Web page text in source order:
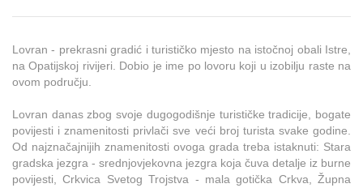
Lovran - prekrasni gradić i turističko mjesto na istočnoj obali Istre,
na Opatijskoj rivijeri. Dobio je ime po lovoru koji u izobilju raste na
ovom području.
Lovran danas zbog svoje dugogodišnje turističke tradicije, bogate
povijesti i znamenitosti privlači sve veći broj turista svake godine.
Od najznačajnijih znamenitosti ovoga grada treba istaknuti: Stara
gradska jezgra - srednjovjekovna jezgra koja čuva detalje iz burne
povijesti, Crkvica Svetog Trojstva - mala gotička Crkva, Župna